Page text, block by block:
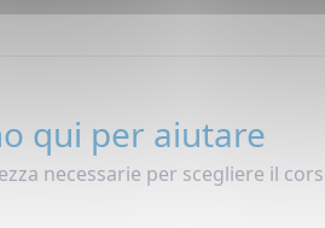
qui per aiutare
necessarie per scegliere il